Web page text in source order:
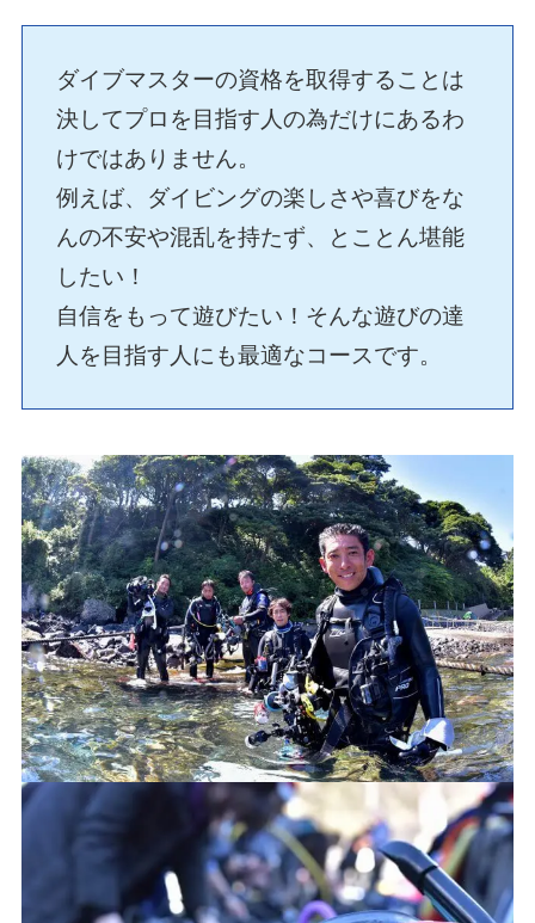
ダイブマスターの資格を取得することは
決してプロを目指す人の為だけにあるわ
けではありません。
例えば、ダイビングの楽しさや喜びをな
んの不安や混乱を持たず、とことん堪能
したい！
自信をもって遊びたい！そんな遊びの達
人を目指す人にも最適なコースです。